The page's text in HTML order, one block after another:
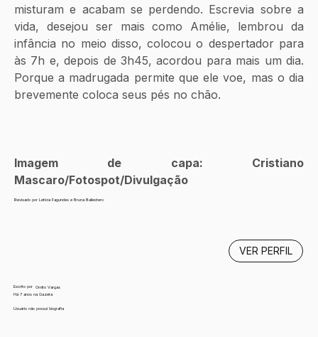
misturam e acabam se perdendo. Escrevia sobre a
vida, desejou ser mais como Amélie, lembrou da
infância no meio disso, colocou o despertador para
às 7h e, depois de 3h45, acordou para mais um dia.
Porque a madrugada permite que ele voe, mas o dia
brevemente coloca seus pés no chão.
Imagem de capa: Cristiano
Mascaro/Fotospot/Divulgação
Revisado por Letícia Fagundes e Bruna Ballestero
Escrito por
Ornito Vargas
Há 7 anos na Gazeta
Usuário não possui biografia
VER PERFIL